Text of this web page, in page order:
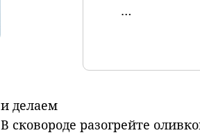
…
и делаем
В сковороде разогрейте